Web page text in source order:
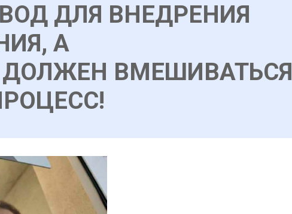
ДЛЯ ВНЕДРЕНИЯ
А
ВМЕШИВАТЬСЯ